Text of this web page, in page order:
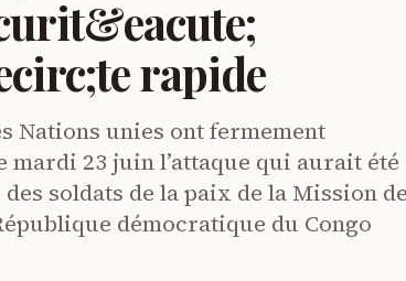
rapide
Nations unies ont fermement
mardi 23 juin l’attaque qui aurait été
soldats de la paix de la Mission
démocratique du Congo